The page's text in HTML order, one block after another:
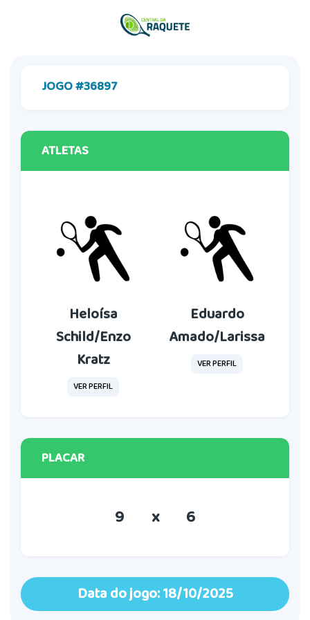
JOGO #36897
ATLETAS
Heloísa
Schild/Enzo
Kratz
VER PERFIL
Eduardo
Amado/Larissa
VER PERFIL
PLACAR
9 x 6
Data do jogo: 18/10/2025